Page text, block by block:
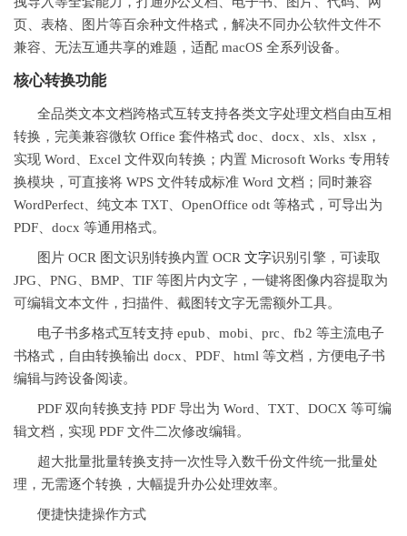
页、表格、图片等百余种文件格式，解决不同办公软件文件不
兼容、无法互通共享的难题，适配 macOS 全系列设备。
核心转换功能
全品类文本文档跨格式互转支持各类文字处理文档自由互相
转换，完美兼容微软 Office 套件格式 doc、docx、xls、xlsx，
实现 Word、Excel 文件双向转换；内置 Microsoft Works 专用转
换模块，可直接将 WPS 文件转成标准 Word 文档；同时兼容
WordPerfect、纯文本 TXT、OpenOffice odt 等格式，可导出为
PDF、docx 等通用格式。
图片 OCR 图文识别转换内置 OCR 文字识别引擎，可读取
JPG、PNG、BMP、TIF 等图片内文字，一键将图像内容提取为
可编辑文本文件，扫描件、截图转文字无需额外工具。
电子书多格式互转支持 epub、mobi、prc、fb2 等主流电子
书格式，自由转换输出 docx、PDF、html 等文档，方便电子书
编辑与跨设备阅读。
PDF 双向转换支持 PDF 导出为 Word、TXT、DOCX 等可编
辑文档，实现 PDF 文件二次修改编辑。
超大批量批量转换支持一次性导入数千份文件统一批量处
理，无需逐个转换，大幅提升办公处理效率。
便捷快捷操作方式